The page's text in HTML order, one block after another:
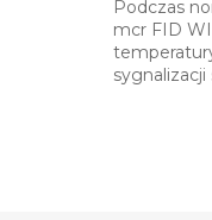
Podczas
mcr FID